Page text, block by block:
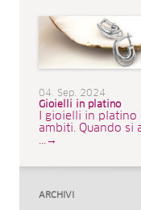
04. Sep. 2024
Gioielli in platino
I gioielli in
ambiti. Quando si
...→
ARCHIVI